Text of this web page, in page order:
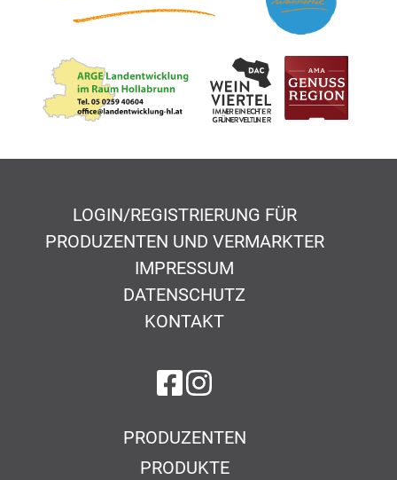
LOGIN/REGISTRIERUNG FÜR
PRODUZENTEN UND VERMARKTER
IMPRESSUM
DATENSCHUTZ
KONTAKT
auf Facebook
auf Instagram
PRODUZENTEN
PRODUKTE